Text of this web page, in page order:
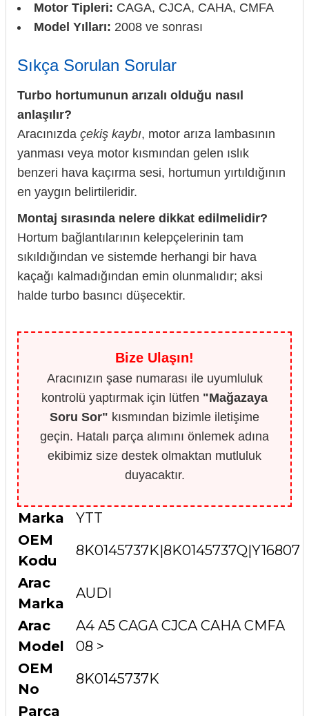
Motor Tipleri: CAGA, CJCA, CAHA, CMFA
Model Yılları: 2008 ve sonrası
Sıkça Sorulan Sorular
Turbo hortumunun arızalı olduğu nasıl
anlaşılır?
Aracınızda çekiş kaybı, motor arıza lambasının
yanması veya motor kısmından gelen ıslık
benzeri hava kaçırma sesi, hortumun yırtıldığının
en yaygın belirtileridir.
Montaj sırasında nelere dikkat edilmelidir?
Hortum bağlantılarının kelepçelerinin tam
sıkıldığından ve sistemde herhangi bir hava
kaçağı kalmadığından emin olunmalıdır; aksi
halde turbo basıncı düşecektir.
Bize Ulaşın!
Aracınızın şase numarası ile uyumluluk
kontrolü yaptırmak için lütfen "Mağazaya
Soru Sor" kısmından bizimle iletişime
geçin. Hatalı parça alımını önlemek adına
ekibimiz size destek olmaktan mutluluk
duyacaktır.
Marka
YTT
OEM
Kodu
8K0145737K|8K0145737Q|Y16807
Arac
Marka
AUDI
Arac
Model
A4 A5 CAGA CJCA CAHA CMFA
08 >
OEM
No
8K0145737K
Parça